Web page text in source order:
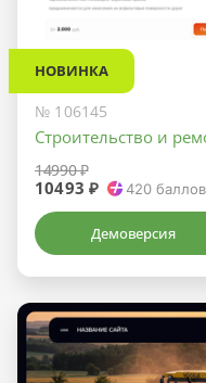
НОВИНКА
№ 106145
Строительство и
14990 ₽
10493 ₽ 420
Демоверсия